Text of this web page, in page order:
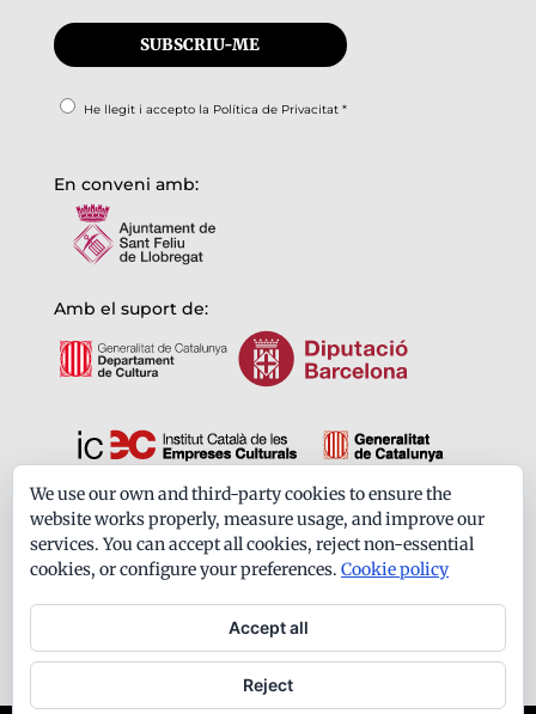
He llegit i accepto la Política de Privacitat*
En conveni amb:
Amb el suport de:
Formem part de:
We use our own and third-party cookies to ensure the
website works properly, measure usage, and improve our
services. You can accept all cookies, reject non-essential
cookies, or configure your preferences. Cookie policy
Accept all
Reject